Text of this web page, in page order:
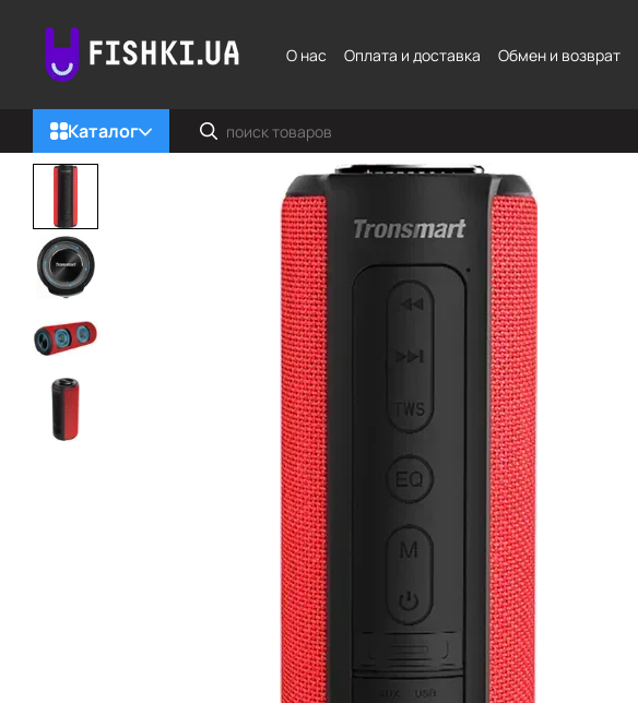
О нас
Оплата и доставка Обмен и возврат
Каталог